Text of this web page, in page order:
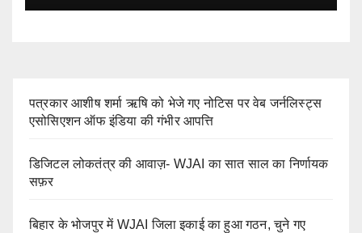
पत्रकार आशीष शर्मा ऋषि को भेजे गए नोटिस पर वेब जर्नलिस्ट्स
एसोसिएशन ऑफ इंडिया की गंभीर आपत्ति
डिजिटल लोकतंत्र की आवाज़- WJAI का सात साल का निर्णायक
सफ़र
बिहार के भोजपुर में WJAI जिला इकाई का हुआ गठन, चुने गए